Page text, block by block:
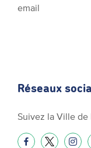
email
Réseaux
Suivez la Ville de